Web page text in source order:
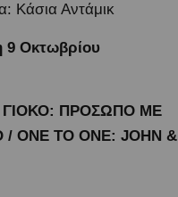
Κάσια Αντάμικ
9 Οκτωβρίου
ΓΙΟΚΟ: ΠΡΟΣΩΠΟ ΜΕ
ONE TO ONE: JOHN &